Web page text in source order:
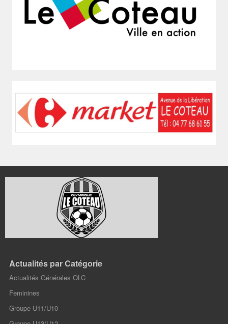
Actualités par Catégorie
Actualités Générales OLC
Feminines
Groupe U11/U10